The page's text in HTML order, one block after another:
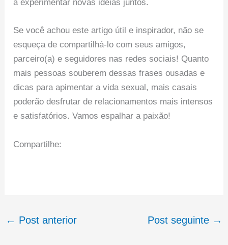
a experimentar novas ideias juntos.
Se você achou este artigo útil e inspirador, não se
esqueça de compartilhá-lo com seus amigos,
parceiro(a) e seguidores nas redes sociais! Quanto
mais pessoas souberem dessas frases ousadas e
dicas para apimentar a vida sexual, mais casais
poderão desfrutar de relacionamentos mais intensos
e satisfatórios. Vamos espalhar a paixão!
Compartilhe:
← Post anterior Post seguinte →